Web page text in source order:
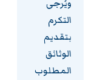
ويُرجى
التكرم
بتقديم
الوثائق
المطلوب